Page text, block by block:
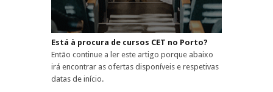
Está à procura de cursos CET no Porto?
Então continue a ler este artigo porque abaixo
irá encontrar as ofertas disponíveis e respetivas
datas de início.